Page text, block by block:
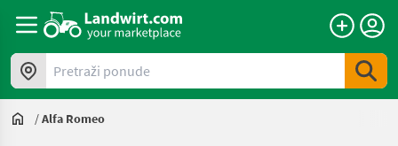
Pretraži ponude
/Alfa Romeo